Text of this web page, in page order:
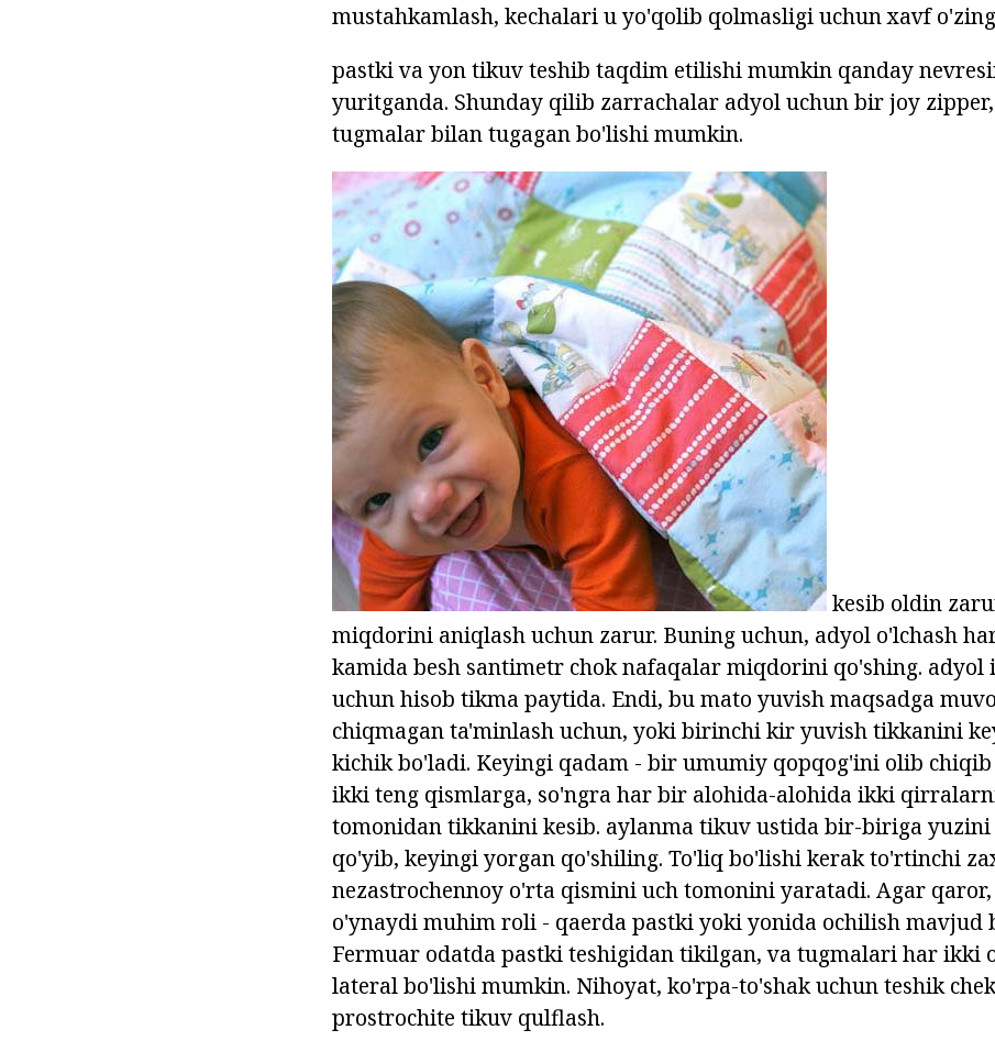
mustahkamlash, kechalari u yo'qolib qolmasligi uchun xavf
pastki va yon tikuv teshib taqdim etilishi mumkin qanday
yuritganda. Shunday qilib zarrachalar adyol uchun bir joy
tugmalar bilan tugagan bo'lishi mumkin.
kesib oldin
miqdorini aniqlash uchun zarur. Buning uchun, adyol o'lchash
kamida besh santimetr chok nafaqalar miqdorini qo'shing.
uchun hisob tikma paytida. Endi, bu mato yuvish maqsadga
chiqmagan ta'minlash uchun, yoki birinchi kir yuvish tikkanini
kichik bo'ladi. Keyingi qadam - bir umumiy qopqog'ini olib chiqib
ikki teng qismlarga, so'ngra har bir alohida-alohida ikki
tomonidan tikkanini kesib. aylanma tikuv ustida bir-biriga
qo'yib, keyingi yorgan qo'shiling. To'liq bo'lishi kerak to'rtinchi
nezastrochennoy o'rta qismini uch tomonini yaratadi. Agar
o'ynaydi muhim roli - qaerda pastki yoki yonida ochilish mavjud
Fermuar odatda pastki teshigidan tikilgan, va tugmalari har ikki
lateral bo'lishi mumkin. Nihoyat, ko'rpa-to'shak uchun teshik
prostrochite tikuv qulflash.